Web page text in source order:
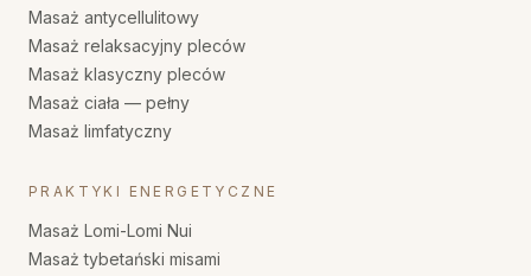
Masaż antycellulitowy
Masaż relaksacyjny pleców
Masaż klasyczny pleców
Masaż ciała — pełny
Masaż limfatyczny
PRAKTYKI ENERGETYCZNE
Masaż Lomi-Lomi Nui
Masaż tybetański misami